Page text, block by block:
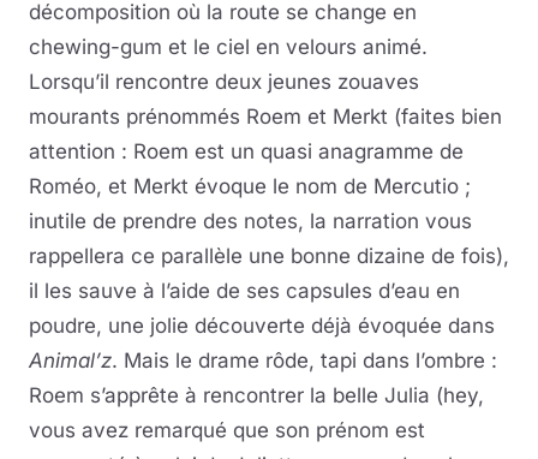
décomposition où la route se change en
chewing-gum et le ciel en velours animé.
Lorsqu’il rencontre deux jeunes zouaves
mourants prénommés Roem et Merkt (faites bien
attention : Roem est un quasi anagramme de
Roméo, et Merkt évoque le nom de Mercutio ;
inutile de prendre des notes, la narration vous
rappellera ce parallèle une bonne dizaine de fois),
il les sauve à l’aide de ses capsules d’eau en
poudre, une jolie découverte déjà évoquée dans
Animal’z. Mais le drame rôde, tapi dans l’ombre :
Roem s’apprête à rencontrer la belle Julia (hey,
vous avez remarqué que son prénom est